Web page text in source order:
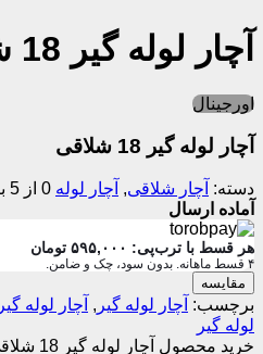
آچار لوله گیر 18 شلاقی
اورجینال
آچار لوله گیر 18 شلاقی
دسته: آچار شلاقی, آچار لوله 0 از 5
آماده ارسال
هر قسط با ترب‌پی: ۵۹۵,۰۰۰ تومان
۴ قسط ماهانه. بدون سود، چک و ضامن.
مقایسه
برچسب: آچار لوله گیر , آچار لوله گیر 18
لوله گیر
خرید محصول آچار لوله گیر 18 شلاقی